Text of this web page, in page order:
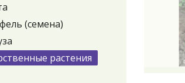
(семена)
растения